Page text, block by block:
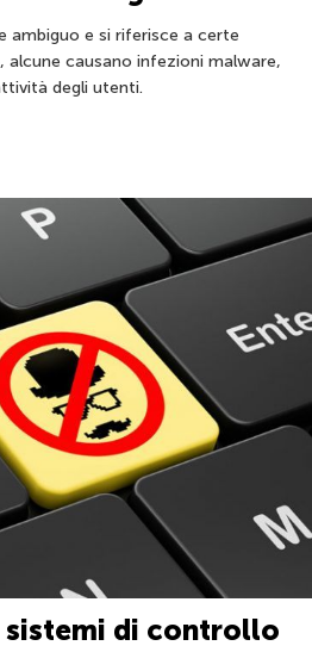
ambiguo e si riferisce a certe
alcune causano infezioni malware,
degli utenti.
sistemi di controllo